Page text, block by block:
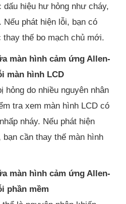
hiệu hư hỏng như cháy,
phát hiện lỗi, bạn có
thế bo mạch chủ mới.
màn hình cảm ứng Allen-
màn hình LCD
hỏng do nhiều nguyên nhân
tra xem màn hình LCD có
nháy. Nếu phát hiện
bạn cần thay thế màn hình
màn hình cảm ứng Allen-
phần mềm